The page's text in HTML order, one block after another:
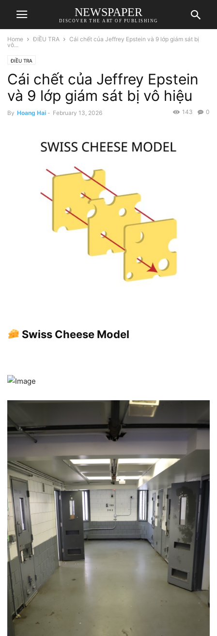
NEWSPAPER
DISCOVER THE ART OF PUBLISHING
Home ĐIỀU TRA
Cái chết của Jeffrey Epstein và 9 lớp giám sát bị
vô...
ĐIỀU TRA
Cái chết của Jeffrey Epstein
và 9 lớp giám sát bị vô hiệu
By Hoang Hai - February 13, 2026 0
143
Swiss Cheese Model